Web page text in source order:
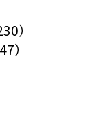
）
）